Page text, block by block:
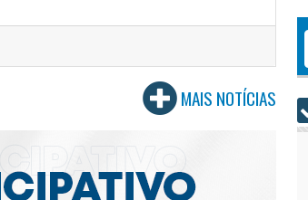
MAIS NOTÍCIAS